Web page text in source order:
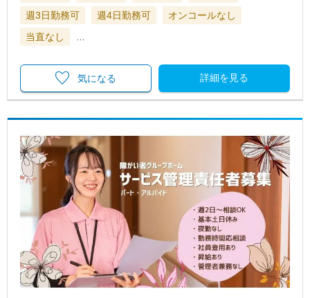
週3日勤務可
週4日勤務可
オンコールなし
当直なし
詳細を見る
気になる